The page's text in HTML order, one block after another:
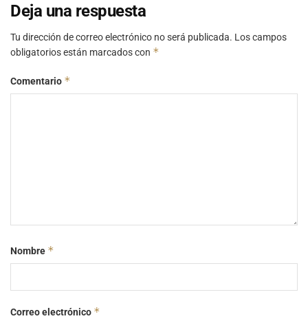
Deja una respuesta
Tu dirección de correo electrónico no será publicada. Los campos
obligatorios están marcados con *
Comentario *
Nombre *
Correo electrónico *